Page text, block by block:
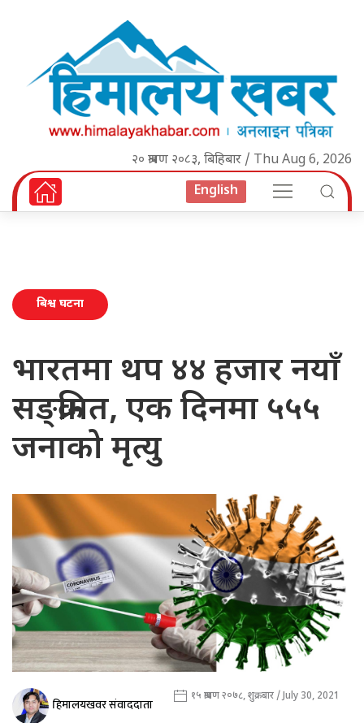
२० श्रावण २०८३, बिहिबार / Thu Aug 6, 2026
English
बिश्व घटना
भारतमा थप ४४ हजार नयाँ
सङ्क्रमित, एक दिनमा ५५५
जनाको मृत्यु
हिमालयखवर संवाददाता १५ श्रावण २०७८, शुक्रबार / July 30, 2021